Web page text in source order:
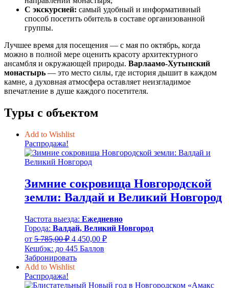
С экскурсией: самый удобный и информативный
способ посетить обитель в составе организованной
группы.
Лучшее время для посещения — с мая по октябрь, когда
можно в полной мере оценить красоту архитектурного
ансамбля и окружающей природы. Варлаамо-Хутынский
монастырь — это место силы, где история дышит в каждом
камне, а духовная атмосфера оставляет неизгладимое
впечатление в душе каждого посетителя.
Туры с объектом
Add to Wishlist
Распродажа!
Зимние сокровища Новгородской
земли: Валдай и Великий Новгород
Частота выезда: Ежедневно
Города: Валдай, Великий Новгород
от 5 785,00₽ Первоначальная
цена
составляла
5
4 450,00 ₽Текущая
Кешбэк: до 445 Баллов
Забронировать
Add to Wishlist
Распродажа!